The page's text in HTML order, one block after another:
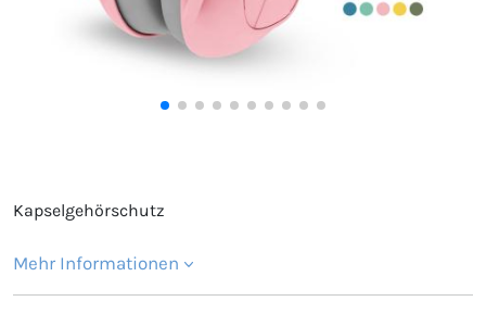
Kapselgehörschutz
Mehr Informationen